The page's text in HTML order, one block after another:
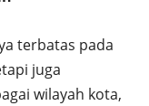
terbatas pada
juga
wilayah kota,